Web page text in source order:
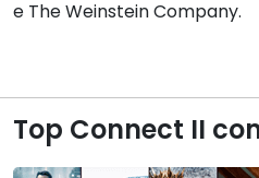
e The Weinstein Company.
Top Connect II